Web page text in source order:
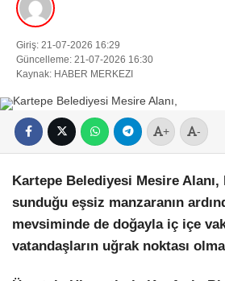
Giriş: 21-07-2026 16:29
Güncelleme: 21-07-2026 16:30
Kaynak: HABER MERKEZI
+ -
Kartepe Belediyesi Mesire Alanı,
sunduğu eşsiz manzaranın
mevsiminde de doğayla iç içe
vatandaşların uğrak noktası